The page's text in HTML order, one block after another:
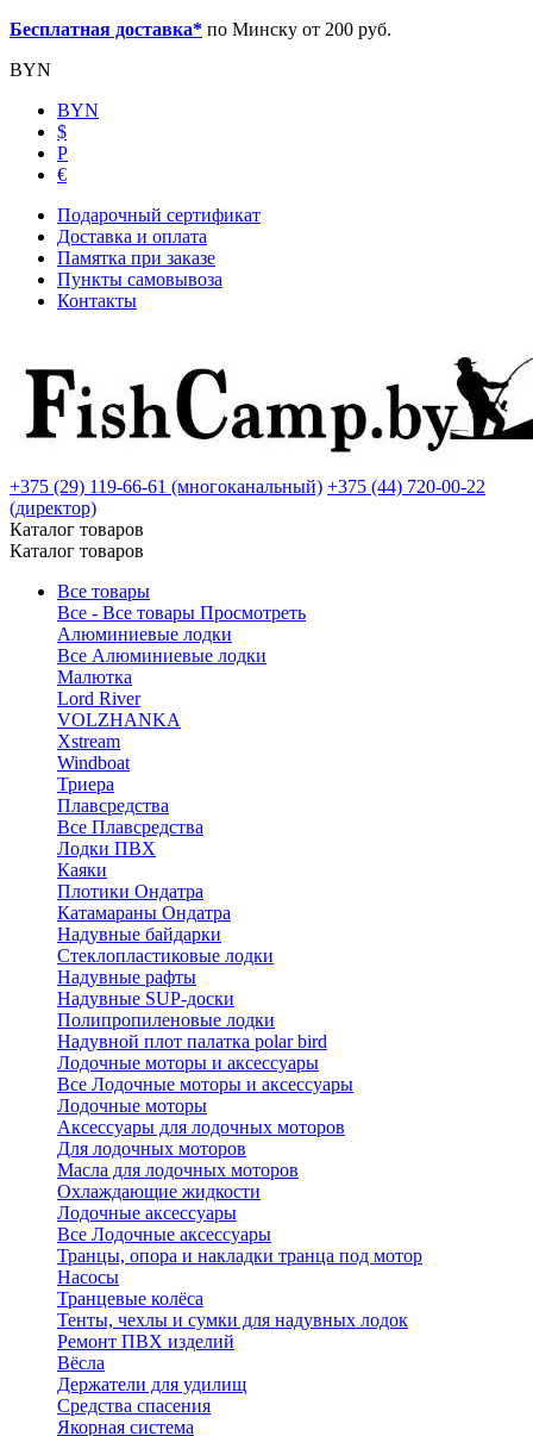
Бесплатная доставка* по Минску от 200 руб.
BYN
BYN
$
Р
€
Подарочный сертификат
Доставка и оплата
Памятка при заказе
Пункты самовывоза
Контакты
+375 (29) 119-66-61 (многоканальный) +375 (44) 720-00-22
(директор)
Каталог товаров
Каталог товаров
Все товары
Все - Все товары Просмотреть
Алюминиевые лодки
Все Алюминиевые лодки
Малютка
Lord River
VOLZHANKA
Xstream
Windboat
Триера
Плавсредства
Все Плавсредства
Лодки ПВХ
Каяки
Плотики Ондатра
Катамараны Ондатра
Надувные байдарки
Стеклопластиковые лодки
Надувные рафты
Надувные SUP-доски
Полипропиленовые лодки
Надувной плот палатка polar bird
Лодочные моторы и аксессуары
Все Лодочные моторы и аксессуары
Лодочные моторы
Аксессуары для лодочных моторов
Для лодочных моторов
Масла для лодочных моторов
Охлаждающие жидкости
Лодочные аксессуары
Все Лодочные аксессуары
Транцы, опора и накладки транца под мотор
Насосы
Транцевые колёса
Тенты, чехлы и сумки для надувных лодок
Ремонт ПВХ изделий
Вёсла
Держатели для удилищ
Средства спасения
Якорная система